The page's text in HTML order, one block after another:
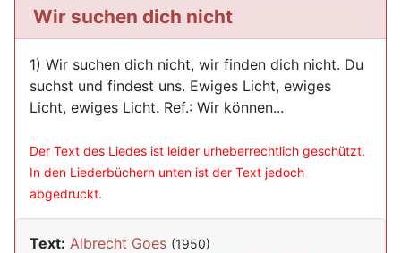
Wir suchen dich nicht
1) Wir suchen dich nicht, wir finden dich nicht. Du
suchst und findest uns. Ewiges Licht, ewiges
Licht, ewiges Licht. Ref.: Wir können...
Der Text des Liedes ist leider urheberrechtlich geschützt.
In den Liederbüchern unten ist der Text jedoch
abgedruckt.
Text: Albrecht Goes (1950)